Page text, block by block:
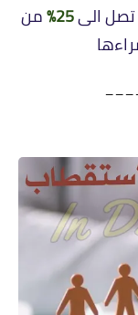
الى25% من